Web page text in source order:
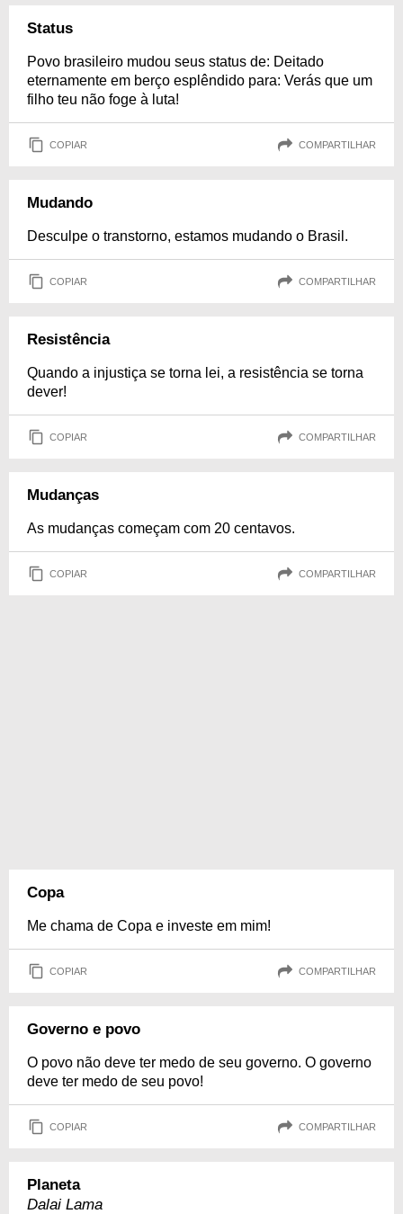
Status
Povo brasileiro mudou seus status de: Deitado
eternamente em berço esplêndido para: Verás que um
filho teu não foge à luta!
COPIAR COMPARTILHAR
Mudando
Desculpe o transtorno, estamos mudando o Brasil.
COPIAR COMPARTILHAR
Resistência
Quando a injustiça se torna lei, a resistência se torna
dever!
COPIAR COMPARTILHAR
Mudanças
As mudanças começam com 20 centavos.
COPIAR COMPARTILHAR
Copa
Me chama de Copa e investe em mim!
COPIAR COMPARTILHAR
Governo e povo
O povo não deve ter medo de seu governo. O governo
deve ter medo de seu povo!
COPIAR COMPARTILHAR
Planeta
Dalai Lama